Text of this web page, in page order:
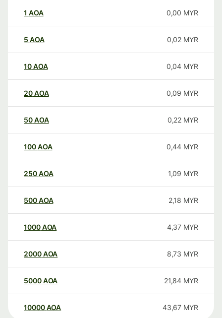
1 AOA 0,00 MYR
5 AOA 0,02 MYR
10AOA 0,04 MYR
20AOA 0,09 MYR
50AOA 0,22 MYR
100AOA 0,44 MYR
250AOA 1,09 MYR
500AOA 2,18 MYR
1000AOA 4,37 MYR
2000AOA 8,73 MYR
5000AOA 21,84 MYR
10000 AOA 43,67 MYR